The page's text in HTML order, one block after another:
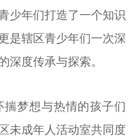
少年们打造了一个知识
是辖区青少年们一次深
深度传承与探索。
梦想与热情的孩子们
未成年人活动室共同度